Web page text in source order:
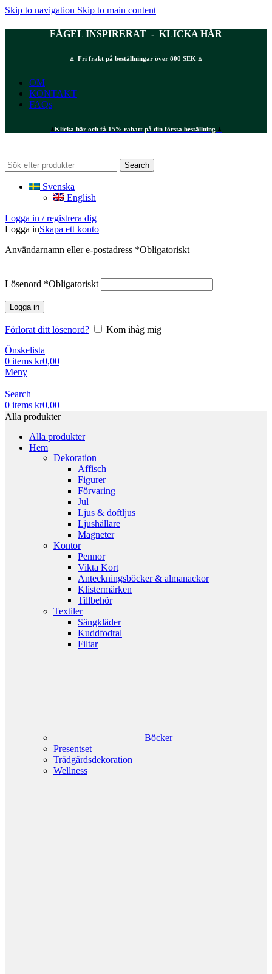
Skip to navigation Skip to main content
FÅGEL INSPIRERAT - KLICKA HÄR
⍋ Fri frakt på beställningar över 800 SEK ⍋
OM
KONTAKT
FAQs
⍋Klicka här och få 15% rabatt på din första beställning ⍋
Search
Svenska
English
Logga in / registrera dig
Logga inSkapa ett konto
Användarnamn eller e-postadress *Obligatoriskt
Lösenord *Obligatoriskt
Logga in
Förlorat ditt lösenord?
Kom ihåg mig
Önskelista
0 items kr0,00
Meny
Search
0 items kr0,00
Alla produkter
Alla produkter
Hem
Dekoration
Affisch
Figurer
Förvaring
Jul
Ljus & doftljus
Ljushållare
Magneter
Kontor
Pennor
Vikta Kort
Anteckningsböcker & almanackor
Klistermärken
Tillbehör
Textiler
Sängkläder
Kuddfodral
Filtar
Böcker
Presentset
Trädgårdsdekoration
Wellness